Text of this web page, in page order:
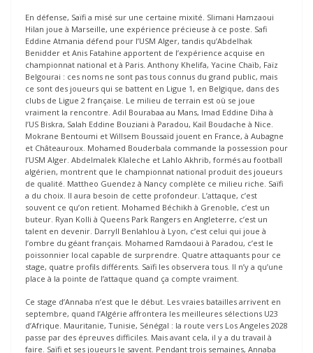
En défense, Saïfi a misé sur une certaine mixité. Slimani Hamzaoui
Hilan joue à Marseille, une expérience précieuse à ce poste. Safi
Eddine Atmania défend pour l’USM Alger, tandis qu’Abdelhak
Benidder et Anis Fatahine apportent de l’expérience acquise en
championnat national et à Paris. Anthony Khelifa, Yacine Chaïb, Faïz
Belgourai : ces noms ne sont pas tous connus du grand public, mais
ce sont des joueurs qui se battent en Ligue 1, en Belgique, dans des
clubs de Ligue 2 française. Le milieu de terrain est où se joue
vraiment la rencontre. Adil Bourabaa au Mans, Imad Eddine Diha à
l’US Biskra, Salah Eddine Bouziani à Paradou, Kaïl Boudache à Nice.
Mokrane Bentoumi et Willsem Boussaïd jouent en France, à Aubagne
et Châteauroux. Mohamed Bouderbala commande la possession pour
l’USM Alger. Abdelmalek Klaleche et Lahlo Akhrib, formés au football
algérien, montrent que le championnat national produit des joueurs
de qualité. Mattheo Guendez à Nancy complète ce milieu riche. Saïfi
a du choix. Il aura besoin de cette profondeur. L’attaque, c’est
souvent ce qu’on retient. Mohamed Béchikh à Grenoble, c’est un
buteur. Ryan Kolli à Queens Park Rangers en Angleterre, c’est un
talent en devenir. Darryll Benlahlou à Lyon, c’est celui qui joue à
l’ombre du géant français. Mohamed Ramdaoui à Paradou, c’est le
poissonnier local capable de surprendre. Quatre attaquants pour ce
stage, quatre profils différents. Saïfi les observera tous. Il n’y a qu’une
place à la pointe de l’attaque quand ça compte vraiment.
Ce stage d’Annaba n’est que le début. Les vraies batailles arrivent en
septembre, quand l’Algérie affrontera les meilleures sélections U23
d’Afrique. Mauritanie, Tunisie, Sénégal : la route vers Los Angeles 2028
passe par des épreuves difficiles. Mais avant cela, il y a du travail à
faire. Saïfi et ses joueurs le savent. Pendant trois semaines, Annaba